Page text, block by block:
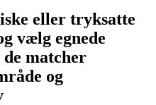
eller tryksatte
vælg egnede
de matcher
og